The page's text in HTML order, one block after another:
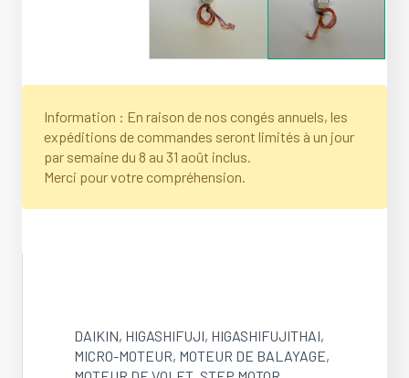
Information : En raison de nos congés annuels, les
expéditions de commandes seront limités à un jour
par semaine du 8 au 31 août inclus.
Merci pour votre compréhension.
DAIKIN, HIGASHIFUJI, HIGASHIFUJITHAI,
MICRO-MOTEUR, MOTEUR DE BALAYAGE,